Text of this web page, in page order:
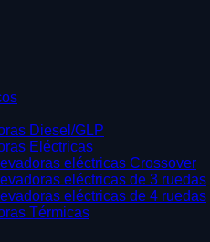
Diesel/GLP
Eléctricas
eléctricas Crossover
eléctricas de 3 ruedas
eléctricas de 4 ruedas
Térmicas